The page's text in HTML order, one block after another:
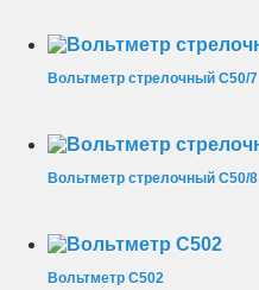
Вольтметр стрелочный С50/7
Вольтметр стрелочный С50/8
Вольтметр С502